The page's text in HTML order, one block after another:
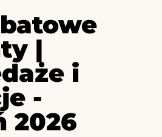
|
i
-
2026